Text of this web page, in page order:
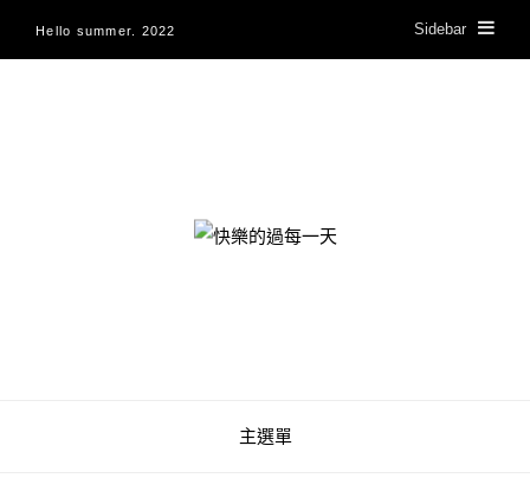
Hello summer. 2022 Sidebar
快樂的過每一天
主選單